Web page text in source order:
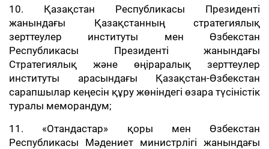
10. Қазақстан Республикасы Президенті
жанындағы Қазақстанның стратегиялық
зерттеулер институты мен Өзбекстан
Республикасы Президенті жанындағы
Стратегиялық және өңіраралық зерттеулер
институты арасындағы Қазақстан-Өзбекстан
сарапшылар кеңесін құру жөніндегі өзара түсіністік
туралы меморандум;
11. «Отандастар» қоры мен Өзбекстан
Республикасы Мәдениет министрлігі жанындағы